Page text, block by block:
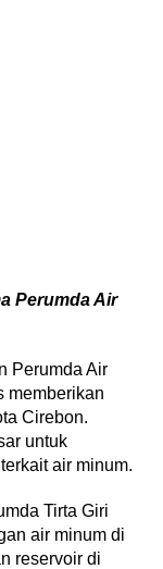
Perumda Air
Perumda Air
memberikan
Cirebon.
untuk
air minum.
Tirta Giri
air minum di
reservoir di